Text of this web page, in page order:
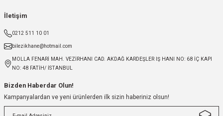
İletişim
0212 511 10 01
bilezikhane@hotmail.com
MOLLA FENARİ MAH. VEZİRHANI CAD. AKDAĞ KARDEŞLER IŞ HANI NO: 68 İÇ KAPI
NO: 48 FATİH/ İSTANBUL
Bizden Haberdar Olun!
Kampanyalardan ve yeni ürünlerden ilk sizin haberiniz olsun!